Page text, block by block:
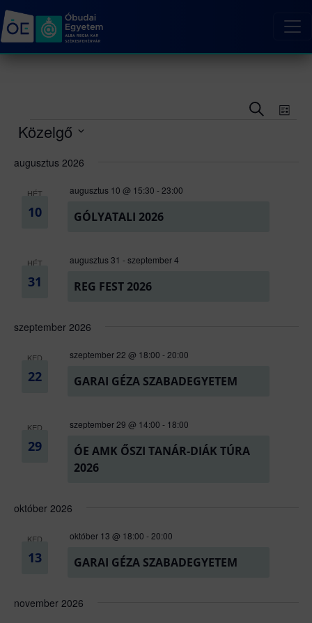
Keresett
Lista
Események
Közelgő
kiválasztása.
augusztus 2026
HÉT
10 GÓLYATALI 2026
augusztus 10 @ 15:30 - 23:00
HÉT
31 REG FEST 2026
augusztus 31 -szeptember 4
szeptember 2026
KED
22 GARAI GÉZA SZABADEGYETEM
szeptember 22 @ 18:00 - 20:00
KED
29
ÓE AMK ŐSZI TANÁR-DIÁK TÚRA
2026
szeptember 29 @ 14:00 - 18:00
október 2026
KED
13 GARAI GÉZA SZABADEGYETEM
október 13 @ 18:00 - 20:00
november 2026